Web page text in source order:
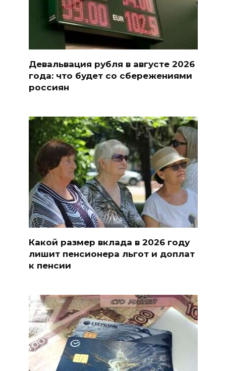
Девальвация рубля в августе 2026
года: что будет со сбережениями
россиян
Какой размер вклада в 2026 году
лишит пенсионера льгот и доплат
к пенсии